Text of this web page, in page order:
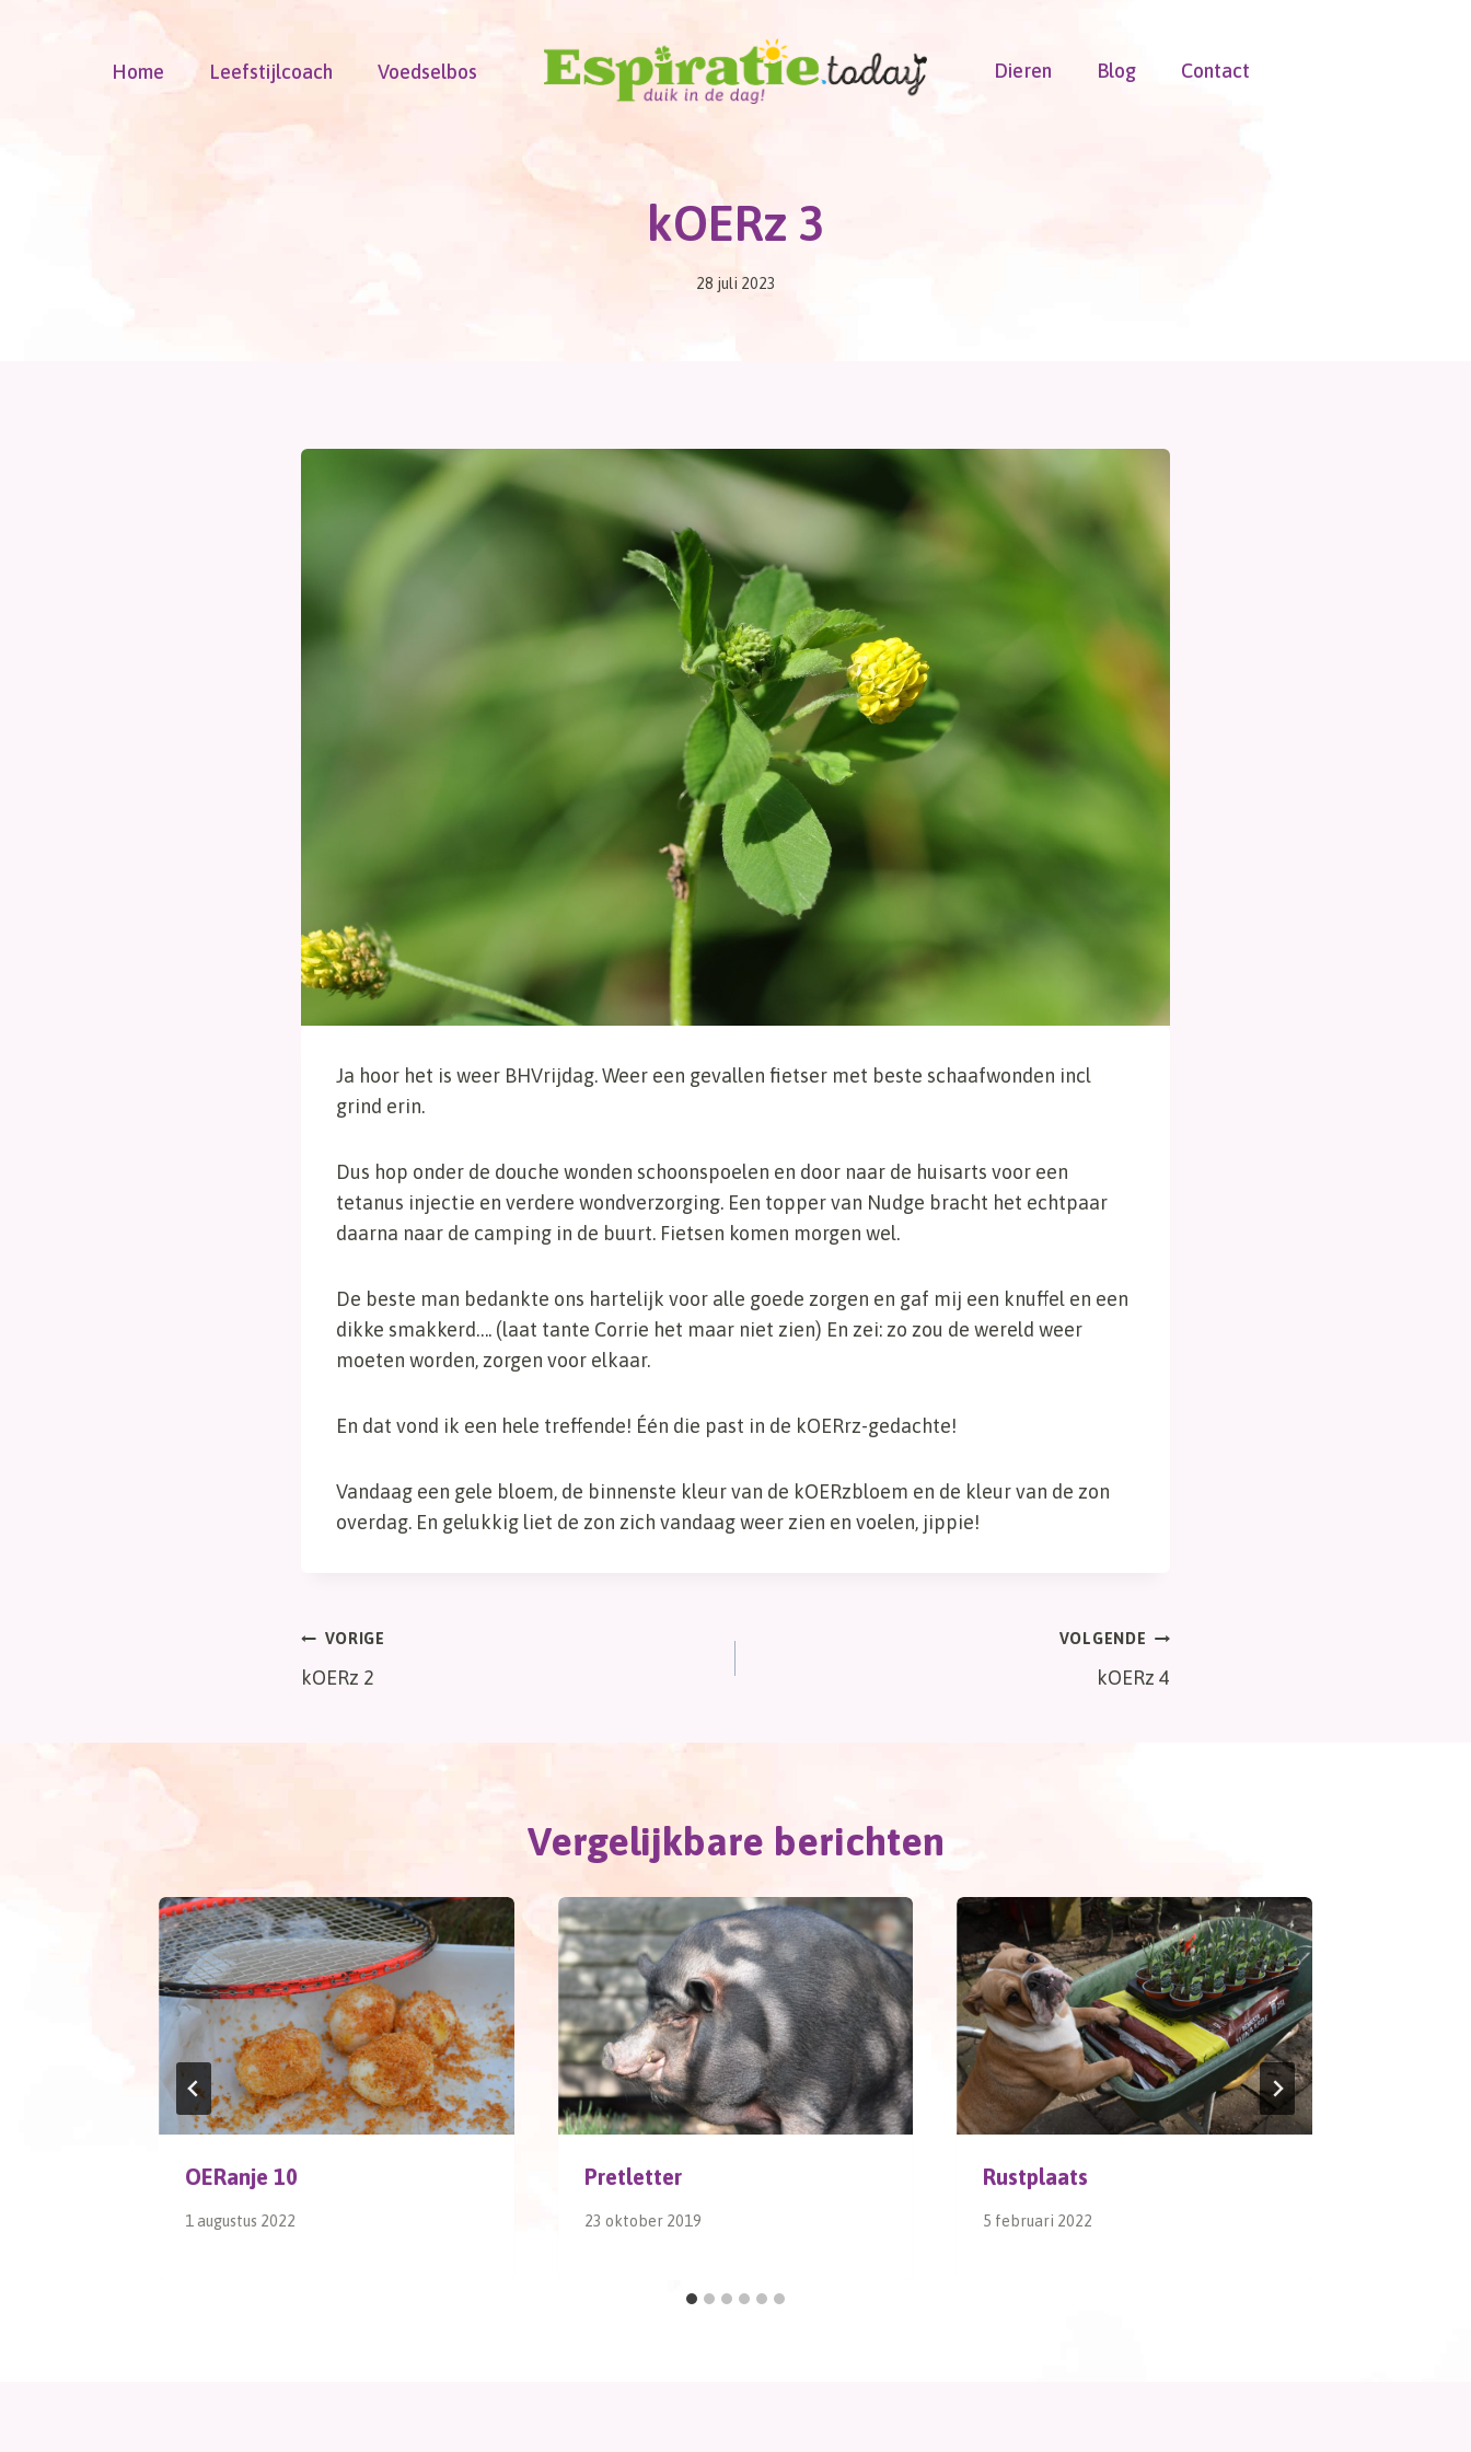
Home Leefstijlcoach Voedselbos Dieren Blog Contact
kOERz 3
28 juli 2023
Ja hoor het is weer BHVrijdag. Weer een gevallen fietser met beste schaafwonden incl
grind erin.
Dus hop onder de douche wonden schoonspoelen en door naar de huisarts voor een
tetanus injectie en verdere wondverzorging. Een topper van Nudge bracht het echtpaar
daarna naar de camping in de buurt. Fietsen komen morgen wel.
De beste man bedankte ons hartelijk voor alle goede zorgen en gaf mij een knuffel en een
dikke smakkerd…. (laat tante Corrie het maar niet zien) En zei: zo zou de wereld weer
moeten worden, zorgen voor elkaar.
En dat vond ik een hele treffende! Één die past in de kOERrz-gedachte!
Vandaag een gele bloem, de binnenste kleur van de kOERzbloem en de kleur van de zon
overdag. En gelukkig liet de zon zich vandaag weer zien en voelen, jippie!
Bericht
VORIGE
kOERz 2
VOLGENDE
kOERz 4
Vergelijkbare berichten
OERanje 10
1 augustus 2022
Pretletter
23 oktober 2019
Rustplaats
5 februari 2022